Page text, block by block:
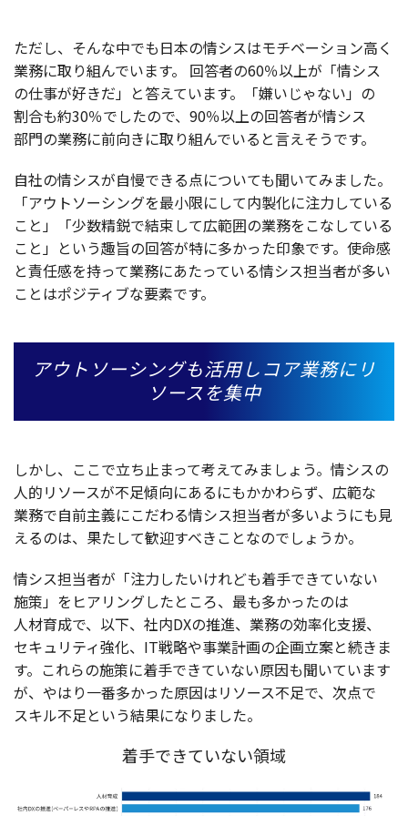
ただし、そんな中でも日本の情シスはモチベーション高く
業務に取り組んでいます。 回答者の60％以上が「情シス
の仕事が好きだ」と答えています。「嫌いじゃない」の
割合も約30％でしたので、90％以上の回答者が情シス
部門の業務に前向きに取り組んでいると言えそうです。
自社の情シスが自慢できる点についても聞いてみました。
「アウトソーシングを最小限にして内製化に注力している
こと」「少数精鋭で結束して広範囲の業務をこなしている
こと」という趣旨の回答が特に多かった印象です。 使命感
と責任感を持って業務にあたっている情シス担当者が多い
ことはポジティブな要素です。
アウトソーシングも活用しコア業務にリ
ソースを集中
しかし、ここで立ち止まって考えてみましょう。情シスの
人的リソースが不足傾向にあるにもかかわらず、 広範な
業務で自前主義にこだわる情シス担当者が多いようにも見
えるのは、果たして歓迎すべきことなのでしょうか。
情シス担当者が「注力したいけれども着手できていない
施策」を ヒアリングしたところ、最も多かったのは
人材育成で、 以下、 社内DXの推進、 業務の効率化支援、
セキュリティ強化、IT戦略や事業計画の企画立案と続きま
す。これらの施策に着手できていない原因も聞いています
が、やはり一番多かった原因はリソース不足で、 次点で
スキル不足という結果になりました。
着手できていない領域